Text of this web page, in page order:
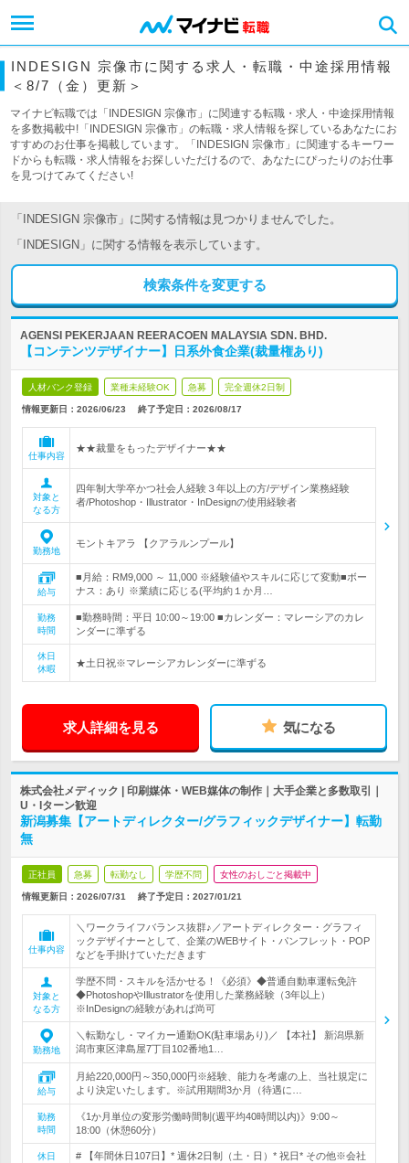
INDESIGN 宗像市に関する求人・転職・中途採用情報
＜8/7（金）更新＞
マイナビ転職では「INDESIGN 宗像市」に関連する転職・求人・中途採用情報
を多数掲載中!「INDESIGN 宗像市」の転職・求人情報を探しているあなたにお
すすめのお仕事を掲載しています。「INDESIGN 宗像市」に関連するキーワー
ドからも転職・求人情報をお探しいただけるので、あなたにぴったりのお仕事
を見つけてみてください!
「INDESIGN 宗像市」に関する情報は見つかりませんでした。
「INDESIGN」に関する情報を表示しています。
検索条件を変更する
AGENSI PEKERJAAN REERACOEN MALAYSIA SDN. BHD.
【コンテンツデザイナー】日系外食企業(裁量権あり)
人材バンク登録 業種未経験OK 急募 完全週休2日制
情報更新日：2026/06/23 終了予定日： 2026/08/17
仕事内容
★★裁量をもったデザイナー★★
対象と
なる方
四年制大学卒かつ社会人経験３年以上の方/デザイン業務経験
者/Photoshop・Illustrator・InDesignの使用経験者
勤務地
モントキアラ 【クアラルンプール】
給与
■月給：RM9,000 ～ 11,000 ※経験値やスキルに応じて変動■ボー
ナス：あり ※業績に応じる(平均約１か月…
勤務
時間
■勤務時間：平日 10:00～19:00 ■カレンダー：マレーシアのカレ
ンダーに準ずる
休日
休暇
★土日祝※マレーシアカレンダーに準ずる
求人詳細を見る 気になる
株式会社メディック | 印刷媒体・WEB媒体の制作｜大手企業と多数取引｜
U・Iターン歓迎
新潟募集【アートディレクター/グラフィックデザイナー】転勤
無
正社員 急募 転勤なし 学歴不問 女性のおしごと掲載中
情報更新日：2026/07/31 終了予定日： 2027/01/21
仕事内容
＼ワークライフバランス抜群♪／アートディレクター・グラフィ
ックデザイナーとして、企業のWEBサイト・パンフレット・POP
などを手掛けていただきます
対象と
なる方
学歴不問・スキルを活かせる！《必須》◆普通自動車運転免許
◆PhotoshopやIllustratorを使用した業務経験（3年以上）
※InDesignの経験があれば尚可
勤務地
＼転勤なし・マイカー通勤OK(駐車場あり)／ 【本社】 新潟県新
潟市東区津島屋7丁目102番地1…
給与
月給220,000円～350,000円※経験、能力を考慮の上、当社規定に
より決定いたします。※試用期間3か月（待遇に…
勤務
時間
《1か月単位の変形労働時間制(週平均40時間以内)》9:00～
18:00（休憩60分）
休日
# 【年間休日107日】* 週休2日制（土・日）* 祝日* その他※会社